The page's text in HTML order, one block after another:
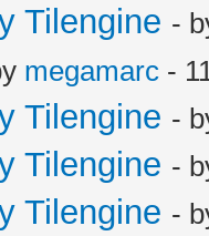
Tilengine -
megamarc -
Tilengine -
Tilengine -
Tilengine -